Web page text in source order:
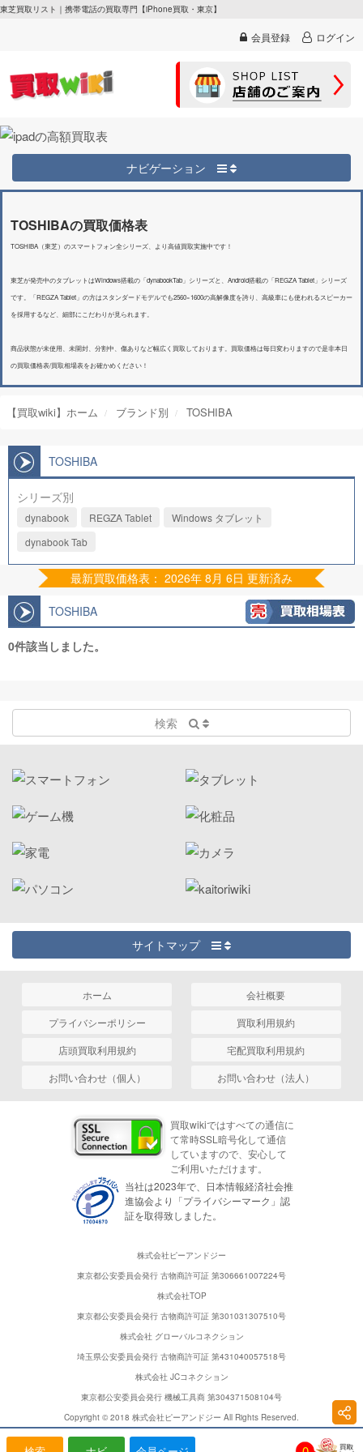
東芝買取リスト｜携帯電話の買取専門【iPhone買取・東京】
会員登録 ログイン
ナビゲーション
TOSHIBAの買取価格表
TOSHIBA（東芝）のスマートフォン全シリーズ、より高値買取実施中です！
東芝が発売中のタブレットはWindows搭載の「dynabookTab」シリーズと、Android搭載の「REGZA Tablet」シリーズ
です。「REGZA Tablet」の方はスタンダードモデルでも2560×1600の高解像度を誇り、高級車にも使われるスピーカー
を採用するなど、細部にこだわりが見られます。
商品状態が未使用、未開封、分割中、傷ありなど幅広く買取しております。買取価格は毎日変わりますので是非本日
の買取価格表/買取相場表をお確かめください！
【買取wiki】ホーム ブランド別 TOSHIBA
TOSHIBA
シリーズ別
dynabook REGZA Tablet
Windows タブレット
dynabook Tab
最新買取価格表： 2026年 8月 6日 更新済み
TOSHIBA
0件該当しました。
検索
サイトマップ
ホーム
会社概要
プライバシーポリシー
買取利用規約
店頭買取利用規約
宅配買取利用規約
お問い合わせ（個人）
お問い合わせ（法人）
買取wikiではすべての通信に
て常時SSL暗号化して通信
していますので、安心して
ご利用いただけます。
当社は2023年で、日本情報経済社会推
進協会より「プライバシーマーク」認
証を取得致しました。
株式会社ピーアンドジー
東京都公安委員会発行 古物商許可証 第306661007224号
株式会社TOP
東京都公安委員会発行 古物商許可証 第301031307510号
株式会社 グローバルコネクション
埼玉県公安委員会発行 古物商許可証 第431040057518号
株式会社 JCコネクション
東京都公安委員会発行 機械工具商 第304371508104号
Copyright © 2018 株式会社ピーアンドジー All Rights Reserved.